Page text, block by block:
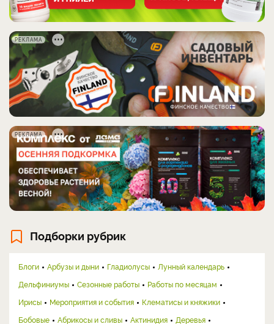
РЕКЛАМА
РЕКЛАМА
Подборки рубрик
Блоги Арбузы и дыни Гладиолусы
Лунный календарь
Дельфиниумы
Сезонные работы
Работы по месяцам
Ирисы
Мероприятия и события
Клематисы и княжики
Бобовые
Абрикосы и сливы Актинидия
Деревья